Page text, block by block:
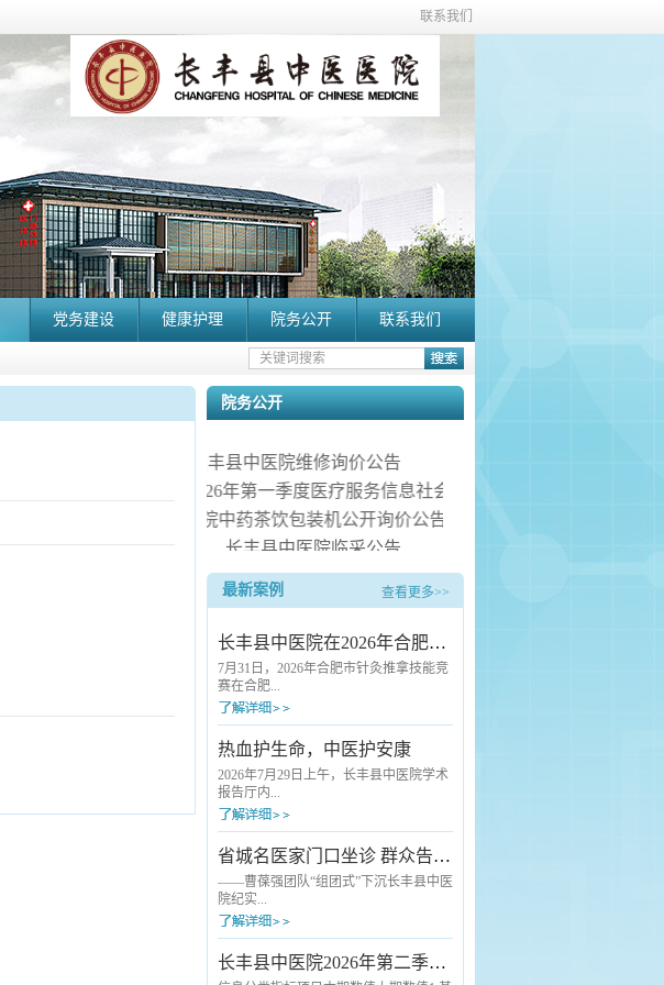
联系我们
党务建设 健康护理 院务公开 联系我们
院务公开
长丰县中医院维修询价公告
长丰县中医院2026年第一季度医疗服务信息社会公开
长丰县中医院中药茶饮包装机公开询价公告
长丰县中医院临采公告
长丰县中医院询价公告
长丰县中医院病房电热水器安装服务项目（二次） 中标候选人公示
最新案例 查看更多>>
长丰县中医院在2026年合肥市针灸推拿技能竞赛中斩获佳绩
7月31日，2026年合肥市针灸推拿技能竞
赛在合肥...
市中医院圆满落幕。本次赛事由合肥市
卫生健康委员会、合肥市总工会联合主
办，汇聚了全市各级各类医疗机构的优
秀中医药从业者同台竞技。长丰县卫健
委高度重视本次赛事，精心统筹部署，
参赛。凭借扎实的专业功底与稳定的赛
场发挥，该院选手王云朋脱颖而出，荣
获推拿技术单项奖三等奖。本次竞赛标
准严苛、考核全面，全方位检验针灸推
拿从业人员...
热血护生命，中医护安康
2026年7月29日上午，长丰县中医院学术
报告厅内...
爱心涌动，2026年度县直单位团体无偿
献血活动在这里如期举行。来自全县各
机关单位的干部职工踊跃挽袖，用热血
传递生命希望。与往年不同的是，活动
现场一抹独特的“中医绿”格外引人注目
优势，首次将人工智能（AI）中医经络
检测、中药养生代茶饮、刮痧、艾灸等
省城名医家门口坐诊 群众告别“奔波看病难”
——曹葆强团队“组团式”下沉长丰县中医
院纪实...
7月24日清晨7点半，长丰县中医院外科
诊室门口已经排起了队。诊室里，一位长丰县中医院2026年第二季度医疗服务信息社会公开